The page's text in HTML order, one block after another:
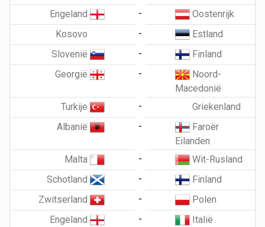
Engeland
-
Oostenrijk
Kosovo
-
Estland
Slovenië
-
Finland
Georgië
-
Noord-
Macedonië
Turkije
-
Griekenland
Albanië
-
Faroër
Eilanden
Malta
-
Wit-Rusland
Schotland
-
Finland
Zwitserland
-
Polen
Engeland
-
Italië